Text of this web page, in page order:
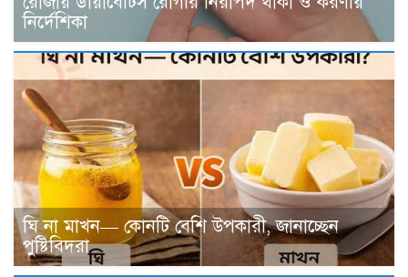
নির্দেশিকা
ঘি না মাখন— কোনটি বেশি উপকারী, জানাচ্ছেন
পুষ্টিবিদরা